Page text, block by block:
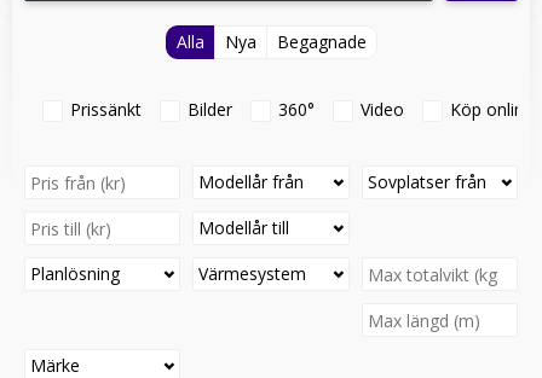
Alla Nya Begagnade
Prissänkt Bilder 360° Video Köp online
Modellår från
Modellår till
Sovplatser från
Planlösning Värmesystem
Märke